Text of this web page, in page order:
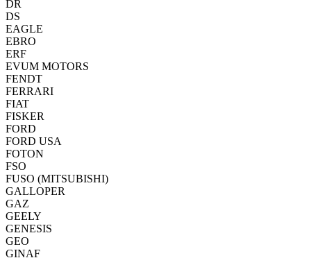
DR
DS
EAGLE
EBRO
ERF
EVUM MOTORS
FENDT
FERRARI
FIAT
FISKER
FORD
FORD USA
FOTON
FSO
FUSO (MITSUBISHI)
GALLOPER
GAZ
GEELY
GENESIS
GEO
GINAF